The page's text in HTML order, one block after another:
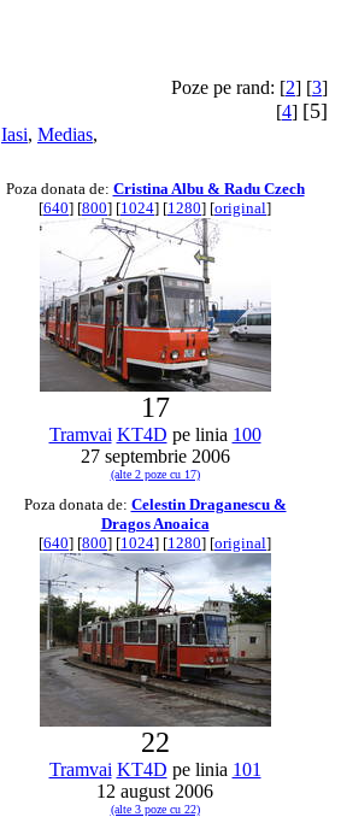
Iasi, Medias,
Poze pe rand: [2] [3]
[4] [5]
Poza donata de: Cristina Albu & Radu Czech
[640] [800] [1024] [1280] [original]
17
Tramvai KT4D pe linia 100
27 septembrie 2006
(alte 2 poze cu 17)
Poza donata de: Celestin Draganescu &
Dragos Anoaica
[640] [800] [1024] [1280] [original]
22
Tramvai KT4D pe linia 101
12 august 2006
(alte 3 poze cu 22)